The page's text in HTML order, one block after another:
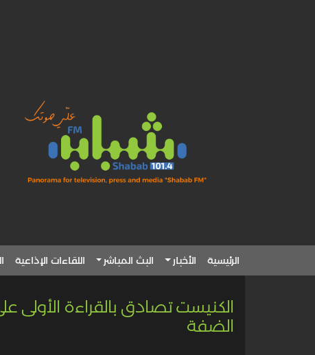
الرئيسية الأخبار البث المباشر اللقاءات الإذاعية
الكنيست تصادق بالقراءة الأولى
الضفة